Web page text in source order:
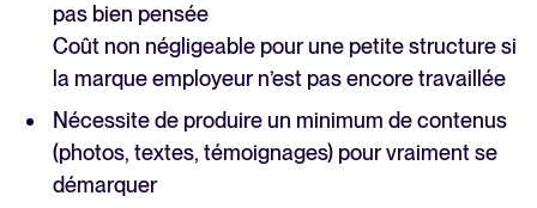
pas bien pensée
Coût non négligeable pour une petite structure si
la marque employeur n’est pas encore travaillée
Nécessite de produire un minimum de contenus
(photos, textes, témoignages) pour vraiment se
démarquer